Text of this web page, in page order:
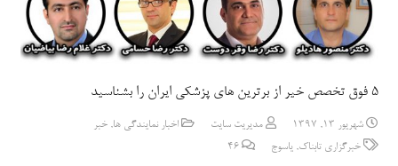
5 فوق تخصص خیر از برترین های پزشکی ایران را بشناسید
شهریور 13, 1397 مدیریت سایت اخبار نمایندگی ها,خبر
خبرگزاری تابناک,یاسوج 46